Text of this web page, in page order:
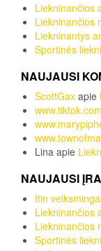
Liekninančios
Liekninančios
Liekninantys
Sportinės
NAUJAUSI
ScottGax apie
www.tiktok.com
Lina apie
NAUJAUSI
Itin
Liekninančios
Liekninančios
Sportinės